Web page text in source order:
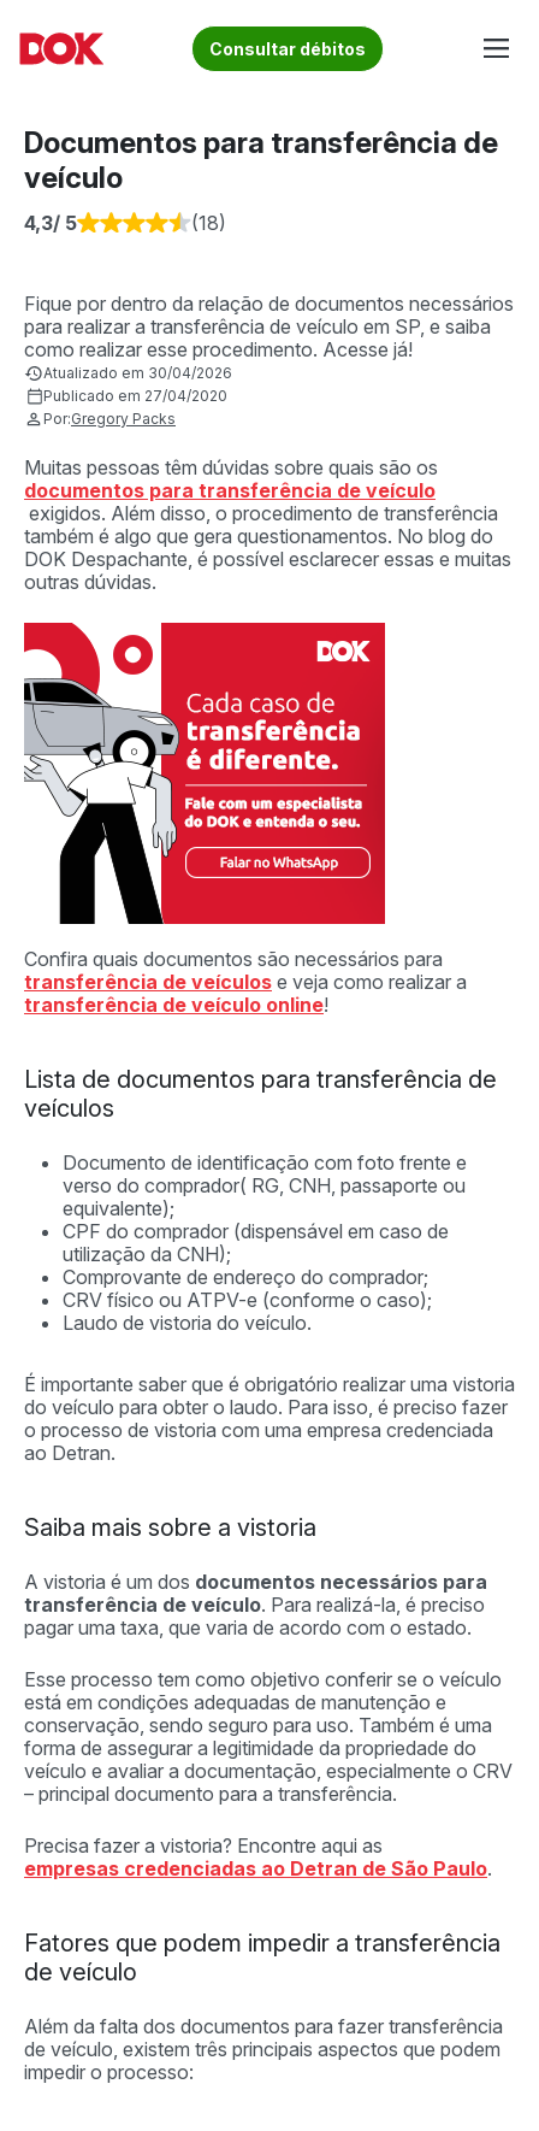
content
Acesse o Blog e conheça todos os nossos artigos | DOK
Fique por dentro de artigos sobre o trânsito brasileiro!
Conheça informações sobre licenciamento, ipva, multas e
Consultar débitos
Documentos para transferência de
veículo
4,3/ 5 (18)
Fique por dentro da relação de documentos necessários
para realizar a transferência de veículo em SP, e saiba
como realizar esse procedimento. Acesse já!
Atualizado em 30/04/2026
Publicado em 27/04/2020
Por:Gregory Packs
Muitas pessoas têm dúvidas sobre quais são os
documentos para transferência de veículo
exigidos. Além disso, o procedimento de transferência
também é algo que gera questionamentos. No blog do
DOK Despachante, é possível esclarecer essas e muitas
outras dúvidas.
Confira quais documentos são necessários para
transferência de veículos e veja como realizar a
transferência de veículo online!
Lista de documentos para transferência de
veículos
Documento de identificação com foto frente e
verso do comprador( RG, CNH, passaporte ou
equivalente);
CPF do comprador (dispensável em caso de
utilização da CNH);
Comprovante de endereço do comprador;
CRV físico ou ATPV-e (conforme o caso);
Laudo de vistoria do veículo.
É importante saber que é obrigatório realizar uma vistoria
do veículo para obter o laudo. Para isso, é preciso fazer
o processo de vistoria com uma empresa credenciada
ao Detran.
Saiba mais sobre a vistoria
A vistoria é um dos documentos necessários para
transferência de veículo. Para realizá-la, é preciso
pagar uma taxa, que varia de acordo com o estado.
Esse processo tem como objetivo conferir se o veículo
está em condições adequadas de manutenção e
conservação, sendo seguro para uso. Também é uma
forma de assegurar a legitimidade da propriedade do
veículo e avaliar a documentação, especialmente o CRV
– principal documento para a transferência.
Precisa fazer a vistoria? Encontre aqui as
empresas credenciadas ao Detran de São Paulo.
Fatores que podem impedir a transferência
de veículo
Além da falta dos documentos para fazer transferência
de veículo, existem três principais aspectos que podem
impedir o processo: